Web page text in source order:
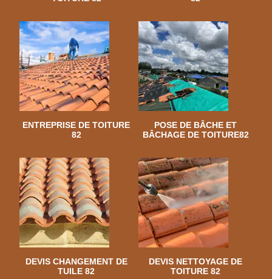
ENTREPRISE DE TOITURE
82
POSE DE BÂCHE ET
BÂCHAGE DE TOITURE82
DEVIS CHANGEMENT DE
TUILE 82
DEVIS NETTOYAGE DE
TOITURE 82